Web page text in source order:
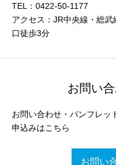
TEL：0422-50-1177
アクセス：JR中央線・総
口徒歩3分
お問い
お問い合わせ・パンフレッ
申込みはこちら
お問い